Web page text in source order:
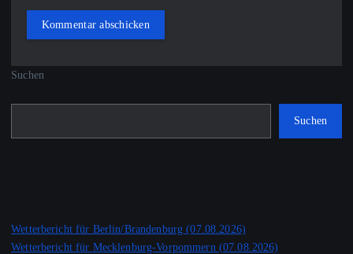
Suchen
Suchen
Wetterbericht für Berlin/Brandenburg (07.08.2026)
Wetterbericht für Mecklenburg-Vorpommern (07.08.2026)